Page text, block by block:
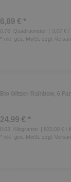
6,89 € *
0.76 Quadratmeter
| 9,07 €
* inkl. ges. MwSt. zzgl.
Bio Glitzer Rainbow, 6
24,99 € *
0.03 Kilogramm
| 833,00 € /
* inkl. ges. MwSt. zzgl.